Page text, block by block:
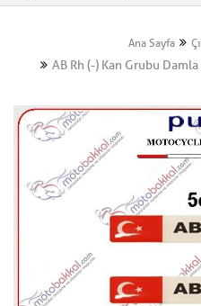
Ana Sayfa
AB Rh (-) Kan Grubu